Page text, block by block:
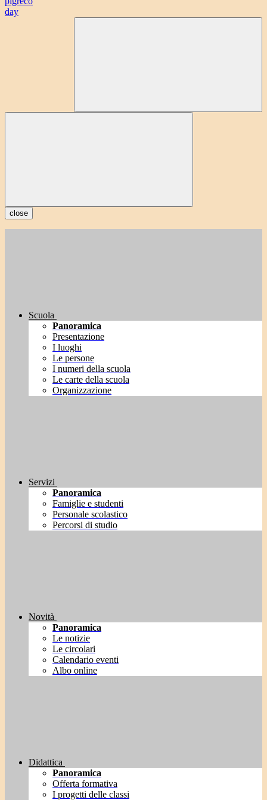
close
Scuola
Panoramica
Presentazione
I luoghi
Le persone
I numeri della scuola
Le carte della scuola
Organizzazione
Servizi
Panoramica
Famiglie e studenti
Personale scolastico
Percorsi di studio
Novità
Panoramica
Le notizie
Le circolari
Calendario eventi
Albo online
Didattica
Panoramica
Offerta formativa
I progetti delle classi